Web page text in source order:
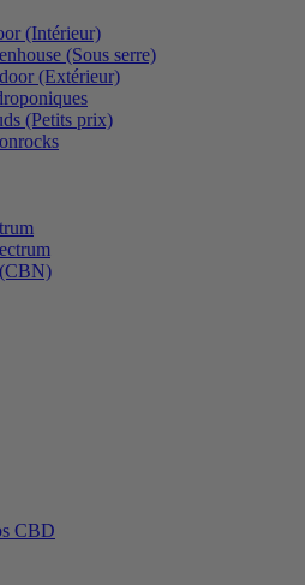
(Intérieur)
(Sous serre)
(Extérieur)
(Petits prix)
CBD